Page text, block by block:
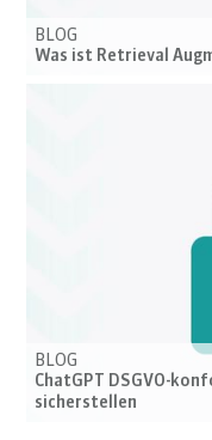
BLOG
Was ist Retrieval
BLOG
ChatGPT DSGVO-
sicherstellen